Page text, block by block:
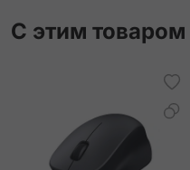
С этим